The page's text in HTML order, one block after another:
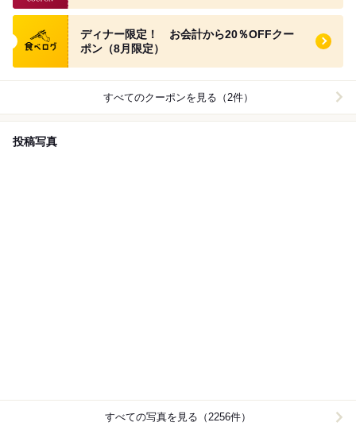
食べログ クーポン
ディナー限定！ お会計から20％OFFクー
ポン（8月限定）
すべてのクーポンを見る（2件）
投稿写真
すべての写真を見る（2256件）